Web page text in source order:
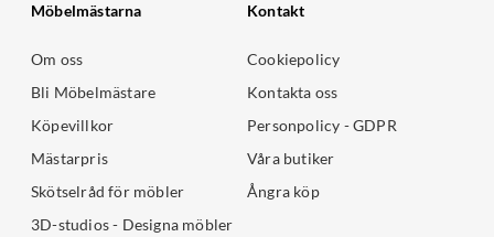
Möbelmästarna
Om oss
Bli Möbelmästare
Köpevillkor
Mästarpris
Skötselråd för möbler
3D-studios - Designa möbler
Kontakt
Cookiepolicy
Kontakta oss
Personpolicy - GDPR
Våra butiker
Ångra köp